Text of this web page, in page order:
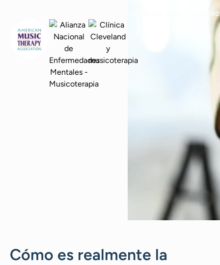
Las principales organizaciones de salud que avalan la
Cómo es realmente la